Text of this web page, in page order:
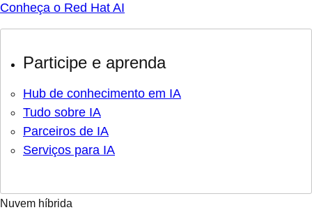
Conheça o Red Hat AI
Participe e aprenda
Hub de conhecimento em IA
Tudo sobre IA
Parceiros de IA
Serviços para IA
Nuvem híbrida